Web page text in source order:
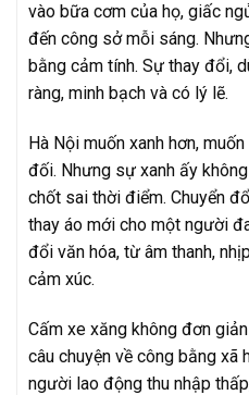
vào bữa cơm của họ, giấc
đến công sở mỗi sáng.
bằng cảm tính. Sự thay đổi,
ràng, minh bạch và có lý lẽ.
Hà Nội muốn xanh hơn,
đối. Nhưng sự xanh ấy
chốt sai thời điểm. Chuyển
thay áo mới cho một người
đổi văn hóa, từ âm thanh,
cảm xúc.
Cấm xe xăng không đơn
câu chuyện về công bằng xã
người lao động thu nhập